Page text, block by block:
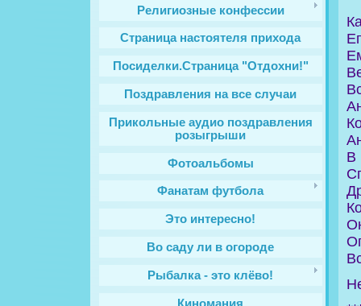
Религиозные конфессии
Cтраница настоятеля прихода
Посиделки.Страница "Отдохни!"
Поздравления на все случаи
Прикольные аудио поздравления
розыгрыши
Фотоальбомы
Фанатам футбола
Это интересно!
Во саду ли в огороде
Рыбалка - это клёво!
Киномания
В